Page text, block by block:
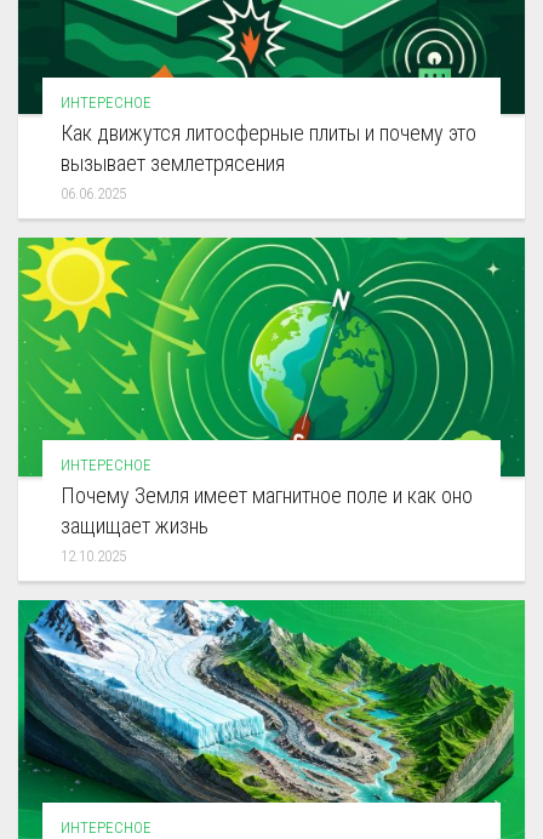
ИНТЕРЕСНОЕ
Как движутся литосферные плиты и почему это
вызывает землетрясения
06.06.2025
ИНТЕРЕСНОЕ
Почему Земля имеет магнитное поле и как оно
защищает жизнь
12.10.2025
ИНТЕРЕСНОЕ